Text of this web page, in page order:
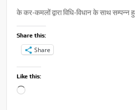
के कर-कमलों द्वारा विधि-विधान के साथ
Share this:
Share
Like this:
Loading…